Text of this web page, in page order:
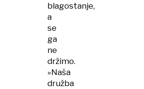
blagostanje,
a
se
ga
ne
držimo.
»Naša
družba